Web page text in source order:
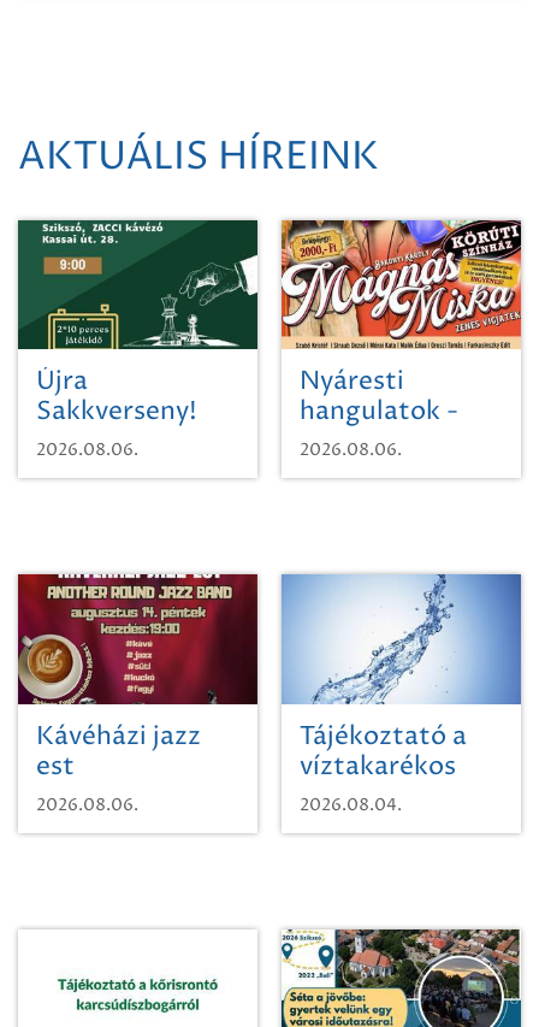
AKTUÁLIS HÍREINK
Újra
Sakkverseny!
2026.08.06.
Nyáresti
hangulatok -
Mágnás Miska
2026.08.06.
Kávéházi jazz
est
2026.08.06.
Tájékoztató a
víztakarékos
vízhasználatról
2026.08.04.